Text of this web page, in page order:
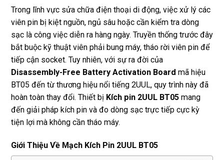
phí.
bền
Trong lĩnh vực sửa chữa điện thoại di động, việc xử lý các
viên pin bị kiệt nguồn, ngủ sâu hoặc cần kiểm tra dòng
sạc là công việc diễn ra hàng ngày. Truyền thống trước đây
bắt buộc kỹ thuật viên phải bung máy, tháo rời viên pin để
tiếp cận socket. Tuy nhiên, với sự ra đời của
Disassembly-Free Battery Activation Board mã hiệu
BT05 đến từ thương hiệu nổi tiếng 2UUL, quy trình này đã
hoàn toàn thay đổi. Thiết bị Kích pin 2UUL BT05 mang
đến giải pháp kích pin và đo dòng sạc trực tiếp cực kỳ
tiện lợi mà không cần tháo máy.
Giới Thiệu Về Mạch Kích Pin 2UUL BT05